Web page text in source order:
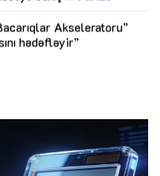
Akseleratoru”
hədəfləyir”